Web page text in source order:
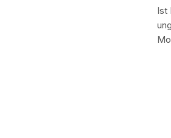
Ist